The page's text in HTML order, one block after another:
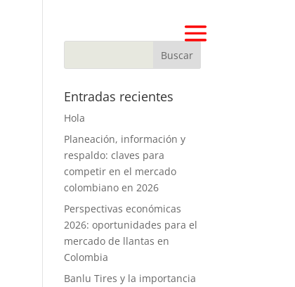
Entradas recientes
Hola
Planeación, información y
respaldo: claves para
competir en el mercado
colombiano en 2026
Perspectivas económicas
2026: oportunidades para el
mercado de llantas en
Colombia
Banlu Tires y la importancia